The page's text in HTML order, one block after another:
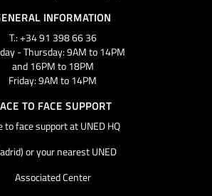
INFORMATION
T.: +34 91 398 66 36
- Thursday: 9AM to 14PM
and 16PM to 18PM
Friday: 9AM to 14PM
TO FACE SUPPORT
to face support at UNED HQ
or your nearest UNED
Associated Center